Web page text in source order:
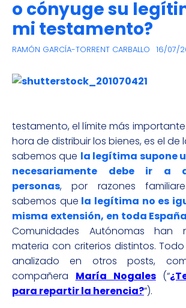
o cónyuge su
mi testamento?
RAMÓN GARCÍA-TORRENT CARBALLO 16/07/
testamento, el límite más
hora de distribuir los bienes, es el de
sabemos que la legítima supone
necesariamente debe ir a
personas, por razones
sabemos que la legítima no es
misma extensión, en toda
Comunidades Autónomas han
materia con criterios distintos.
analizado en otros posts,
compañera María Nogales(“
para repartir la herencia?”).